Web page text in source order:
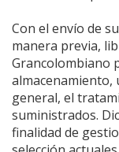
Con el envío de
manera previa,
Grancolombiano
almacenamiento,
general, el
suministrados.
finalidad de